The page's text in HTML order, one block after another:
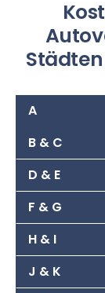
A
B & C
D & E
F & G
H & I
J & K